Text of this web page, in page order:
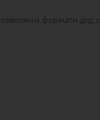
формати jpg,